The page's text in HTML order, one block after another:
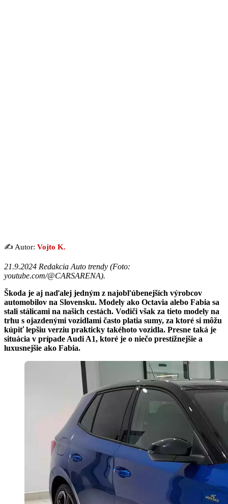
✍️ Autor: Vojto K.
21.9.2024 Redakcia Auto trendy (Foto:
youtube.com/@CARSARENA).
Škoda je aj naďalej jedným z najobľúbenejších výrobcov
automobilov na Slovensku. Modely ako Octavia alebo Fabia sa
stali stálicami na našich cestách. Vodiči však za tieto modely na
trhu s ojazdenými vozidlami často platia sumy, za ktoré si môžu
kúpiť lepšiu verziu prakticky takéhoto vozidla. Presne taká je
situácia v prípade Audi A1, ktoré je o niečo prestížnejšie a
luxusnejšie ako Fabia.